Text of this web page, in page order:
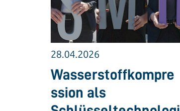
28.04.2026
Wasserstoffkompre
ssion als